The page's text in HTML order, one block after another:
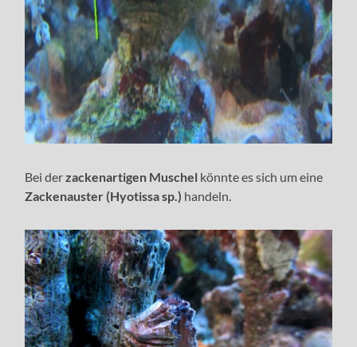
Bei derzackenartigen Muschel könnte es sich um eine
Zackenauster (Hyotissa sp.) handeln.